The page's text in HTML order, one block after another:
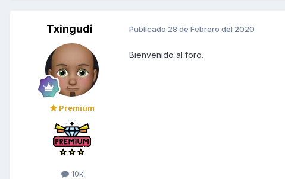
Txingudi
Premium
10k
Publicado 28 de Febrero del 2020
Bienvenido al foro.